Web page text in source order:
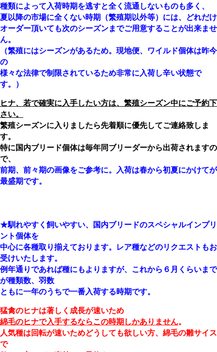
種類によって入荷時期を逃すと全く流通しないものも多く、
夏以降の市場に全くない時期（繁殖期以外等）には、どれだけ
オーダー頂いても次のシーズンまでご用意することが出来ませ
ん。
（繁殖にはシーズンがあるため。現地便、ワイルド個体は昨今
の
様々な法律で制限されているため非常に入荷し辛い状態で
す。）
ヒナ、若で確実に入手したい方は、繁殖シーズン中にご予約下
さい。
繁殖シーズンに入りましたら先着順に優先してご連絡致しま
す。
特に国内ブリード個体は毎年同ブリーダーから出荷されますの
で、
前期、前々期の画像をご参考に。入荷は春から初夏にかけてが
最盛期です。
★馴れやすく飼いやすい、国内ブリードのスペシャルインプリ
ント個体を
中心に各種取り揃えております。レア種などのリクエストもお
受けいたします。
例年通りであれば種にもよりますが、これから６月くらいまで
が種類数、羽数
ともに一年のうちで一番入荷する時期です。
猛禽のヒナは著しく成長が速いため
綿毛のヒナで入手するならこの時期しかありません。
人気種は回転が速いためどうしても欲しい方、綿毛の雛サイス
で